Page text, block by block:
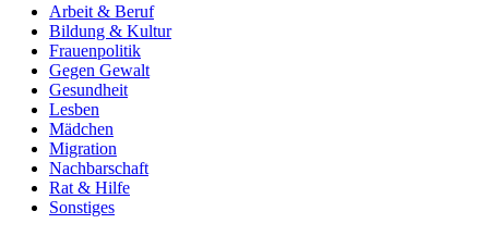
Arbeit & Beruf
Bildung & Kultur
Frauenpolitik
Gegen Gewalt
Gesundheit
Lesben
Mädchen
Migration
Nachbarschaft
Rat & Hilfe
Sonstiges